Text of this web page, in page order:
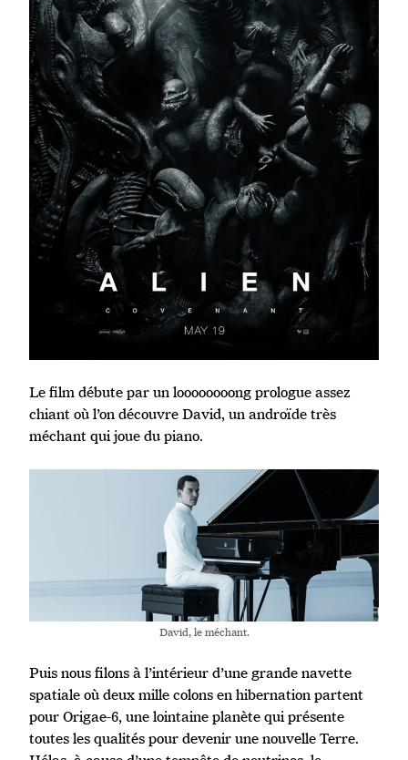
Le film débute par un loooooooong prologue assez
chiant où l’on découvre David, un androïde très
méchant qui joue du piano.
David, le méchant.
Puis nous filons à l’intérieur d’une grande navette
spatiale où deux mille colons en hibernation partent
pour Origae-6, une lointaine planète qui présente
toutes les qualités pour devenir une nouvelle Terre.